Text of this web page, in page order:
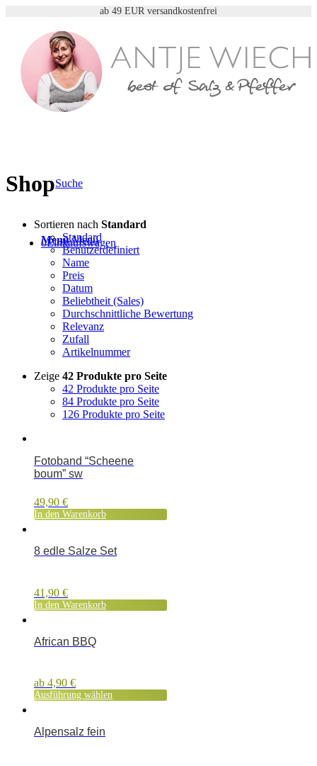
ab 49 EUR versandkostenfrei
Suche
Menü Menü
0Einkaufswagen
Shop
Sortieren nach Standard
Standard
Benutzerdefiniert
Name
Preis
Datum
Beliebtheit (Sales)
Durchschnittliche Bewertung
Relevanz
Zufall
Artikelnummer
Zeige 42 Produkte pro Seite
42 Produkte pro Seite
84 Produkte pro Seite
126 Produkte pro Seite
Fotoband “Scheene
boum” sw
49,90 €
In den Warenkorb
8 edle Salze Set
41,90 €
In den Warenkorb
African BBQ
ab 4,90 €
Ausführung wählen
Alpensalz fein